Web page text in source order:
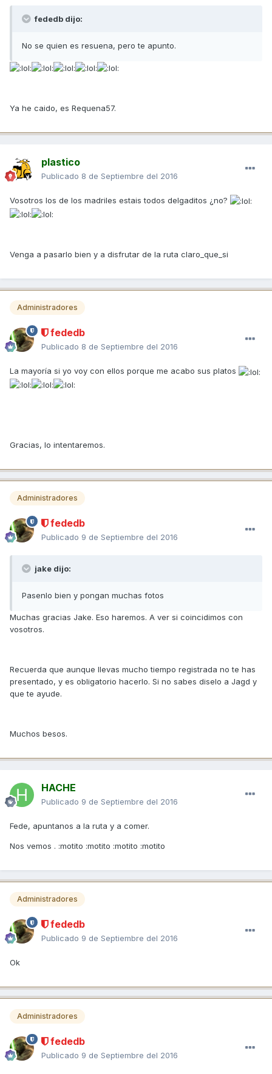
fededb dijo:
No se quien es resuena, pero te apunto.
Ya he caido, es Requena57.
plastico
Publicado 8 de Septiembre del 2016
Vosotros los de los madriles estais todos delgaditos ¿no?
Venga a pasarlo bien y a disfrutar de la ruta claro_que_si
Administradores
fededb
Publicado 8 de Septiembre del 2016
La mayoría si yo voy con ellos porque me acabo sus platos
Gracias, lo intentaremos.
Administradores
fededb
Publicado 9 de Septiembre del 2016
jake dijo:
Pasenlo bien y pongan muchas fotos
Muchas gracias Jake. Eso haremos. A ver si coincidimos con
vosotros.
Recuerda que aunque llevas mucho tiempo registrada no te has
presentado, y es obligatorio hacerlo. Si no sabes diselo a Jagd y
que te ayude.
Muchos besos.
HACHE
Publicado 9 de Septiembre del 2016
Fede, apuntanos a la ruta y a comer.
Nos vemos . :motito :motito :motito :motito
Administradores
fededb
Publicado 9 de Septiembre del 2016
Ok
Administradores
fededb
Publicado 9 de Septiembre del 2016